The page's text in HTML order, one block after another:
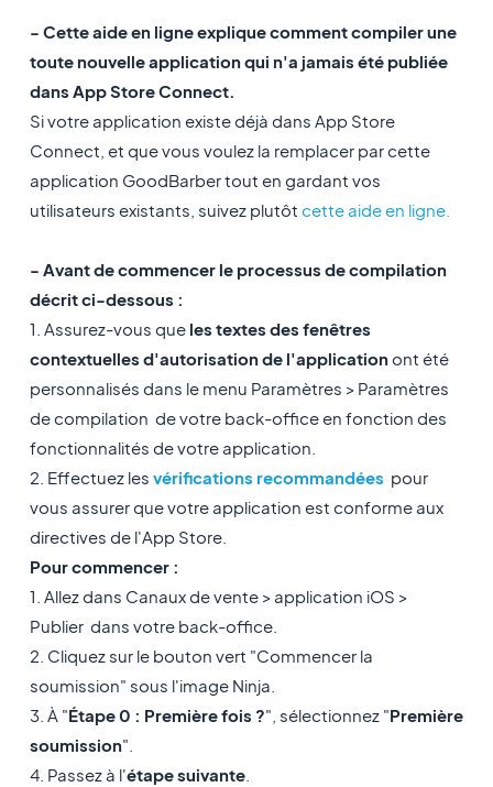
- Cette aide en ligne explique comment compiler une
toute nouvelle application qui n'a jamais été publiée
dans App Store Connect.
Si votre application existe déjà dans App Store
Connect, et que vous voulez la remplacer par cette
application GoodBarber tout en gardant vos
utilisateurs existants, suivez plutôt cette aide en ligne.
- Avant de commencer le processus de compilation
décrit ci-dessous :
1. Assurez-vous que les textes des fenêtres
contextuelles d'autorisation de l'applicationont été
personnalisés dans le menu Paramètres > Paramètres
de compilation de votre back-office en fonction des
fonctionnalités de votre application.
2. Effectuez les vérifications recommandées pour
vous assurer que votre application est conforme aux
directives de l'App Store.
Pour commencer :
1. Allez dans Canaux de vente > application iOS >
Publier dans votre back-office.
2. Cliquez sur le bouton vert "Commencer la
soumission" sous l'image Ninja.
3. À "Étape 0 : Première fois ?", sélectionnez "Première
soumission".
4. Passez à l'étape suivante.